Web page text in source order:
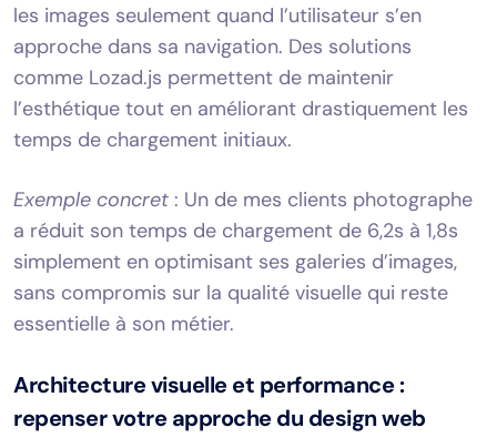
les images seulement quand l’utilisateur s’en
approche dans sa navigation. Des solutions
comme Lozad.js permettent de maintenir
l’esthétique tout en améliorant drastiquement les
temps de chargement initiaux.
Exemple concret : Un de mes clients photographe
a réduit son temps de chargement de 6,2s à 1,8s
simplement en optimisant ses galeries d’images,
sans compromis sur la qualité visuelle qui reste
essentielle à son métier.
Architecture visuelle et performance :
repenser votre approche du design web